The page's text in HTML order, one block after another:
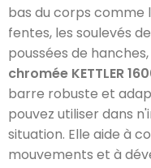
bas du corps comme
fentes, les soulevés
poussées de
chromée KETTLER
barre robuste et
pouvez utiliser dans
situation. Elle aide à
mouvements et à